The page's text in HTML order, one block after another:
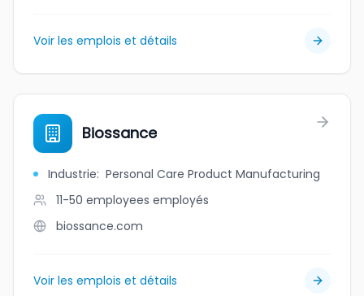
Voir les emplois et détails
Biossance
Industrie: Personal Care Product Manufacturing
11-50 employees employés
biossance.com
Voir les emplois et détails